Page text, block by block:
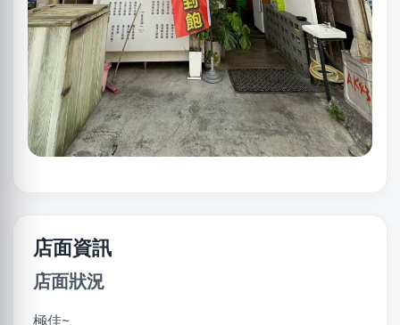
店面資訊
店面狀況
極佳~